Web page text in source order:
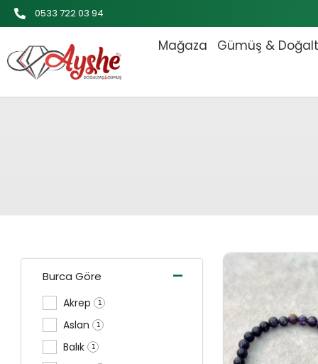
İçeriğe
atla
0533 722 03 94
Mağaza Gümüş &
Burca Göre -
Akrep 1
Aslan 1
Balık 1